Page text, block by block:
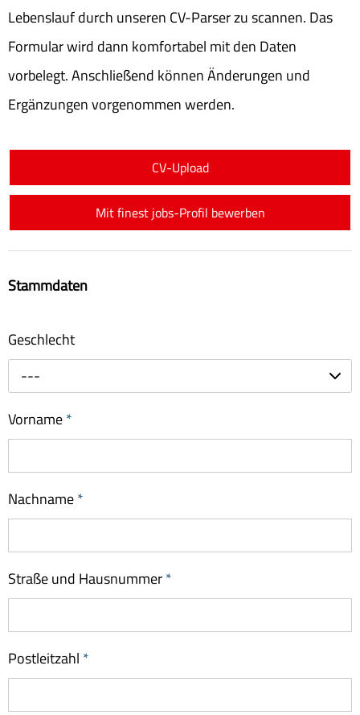
Lebenslauf durch unseren CV-Parser zu scannen. Das
Formular wird dann komfortabel mit den Daten
vorbelegt. Anschließend können Änderungen und
Ergänzungen vorgenommen werden.
CV-Upload
Mit finest jobs-Profil bewerben
Stammdaten
Geschlecht
---
Vorname*
Nachname*
Straße und Hausnummer*
Postleitzahl *